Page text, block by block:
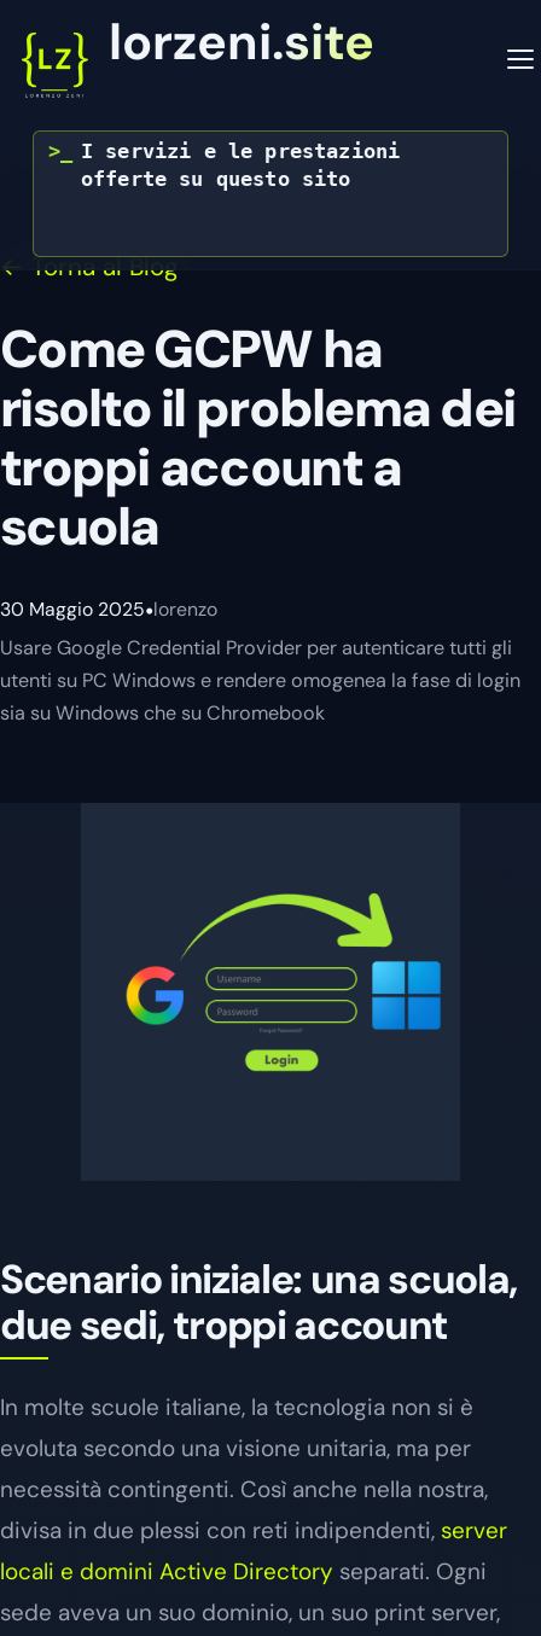
contenuto
lorzeni.site
>_
I servizi e le prestazioni
offerte su questo sito saranno
← Torna al Blog
Come GCPW ha
risolto il problema dei
troppi account a
scuola
30 Maggio 2025•lorenzo
Usare Google Credential Provider per autenticare tutti gli
utenti su PC Windows e rendere omogenea la fase di login
sia su Windows che su Chromebook
Scenario iniziale: una scuola,
due sedi, troppi account
In molte scuole italiane, la tecnologia non si è
evoluta secondo una visione unitaria, ma per
necessità contingenti. Così anche nella nostra,
divisa in due plessi con reti indipendenti, server
locali e domini Active Directory separati. Ogni
sede aveva un suo dominio, un suo print server,